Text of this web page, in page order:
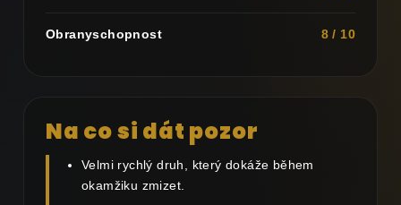
Obranyschopnost 8 / 10
Na co si dát pozor
Velmi rychlý druh, který dokáže během
okamžiku zmizet.